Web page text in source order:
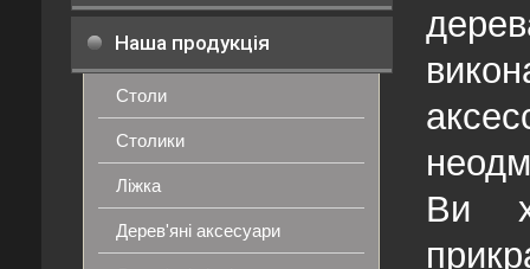
Наша продукція
Столи
Столики
Ліжка
Дерев'яні аксесуари
Ви